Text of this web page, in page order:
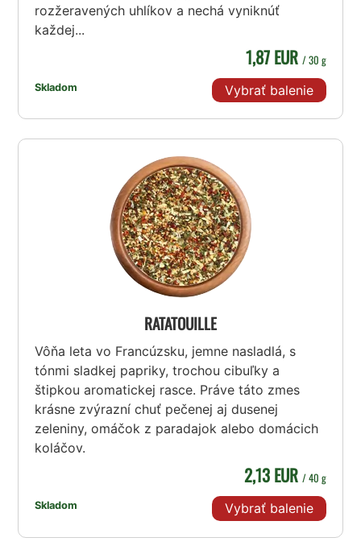
rozžeravených uhlíkov a nechá vyniknúť
každej...
Skladom
1,87 EUR / 30 g
Vybrať balenie
RATATOUILLE
Vôňa leta vo Francúzsku, jemne nasladlá, s
tónmi sladkej papriky, trochou cibuľky a
štipkou aromatickej rasce. Práve táto zmes
krásne zvýrazní chuť pečenej aj dusenej
zeleniny, omáčok z paradajok alebo domácich
koláčov.
Skladom
2,13 EUR / 40 g
Vybrať balenie